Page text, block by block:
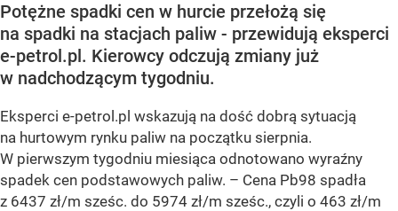
Potężne spadki cen w hurcie przełożą się
na spadki na stacjach paliw - przewidują eksperci
e-petrol.pl. Kierowcy odczują zmiany już
w nadchodzącym tygodniu.
Eksperci e-petrol.pl wskazują na dość dobrą sytuacją
na hurtowym rynku paliw na początku sierpnia.
W pierwszym tygodniu miesiąca odnotowano wyraźny
spadek cen podstawowych paliw. – Cena Pb98 spadła
z 6437 zł/m sześc. do 5974 zł/m sześc., czyli o 463 zł/m